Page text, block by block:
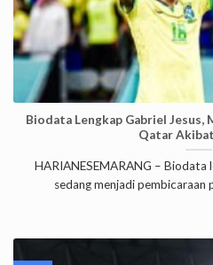
Biodata Lengkap Gabriel Jesus,
Qatar
HARIANESEMARANG – Biodata
sedang menjadi pembicaraan